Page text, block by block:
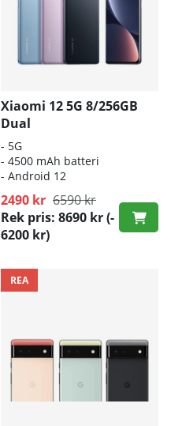
Xiaomi 12 5G 8/256GB
Dual
- 5G
- 4500 mAh batteri
- Android 12
2490 kr 6590 kr
Rek pris: 8690 kr(-
6200 kr)
REA